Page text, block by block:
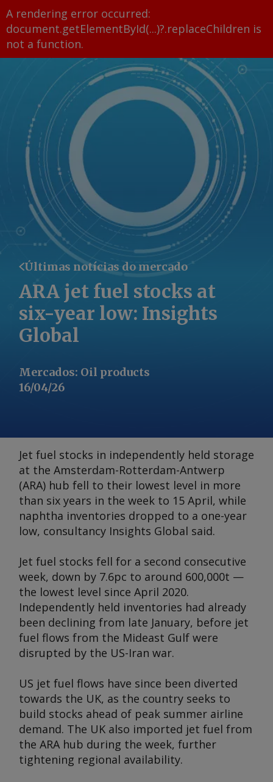
A rendering error occurred:
document.getElementById(...)?.replaceChildren is
not a function.
Últimas notícias do mercado
ARA jet fuel stocks at
six-year low: Insights
Global
Mercados: Oil products
16/04/26
Jet fuel stocks in independently held storage
at the Amsterdam-Rotterdam-Antwerp
(ARA) hub fell to their lowest level in more
than six years in the week to 15 April, while
naphtha inventories dropped to a one-year
low, consultancy Insights Global said.
Jet fuel stocks fell for a second consecutive
week, down by 7.6pc to around 600,000t —
the lowest level since April 2020.
Independently held inventories had already
been declining from late January, before jet
fuel flows from the Mideast Gulf were
disrupted by the US-Iran war.
US jet fuel flows have since been diverted
towards the UK, as the country seeks to
build stocks ahead of peak summer airline
demand. The UK also imported jet fuel from
the ARA hub during the week, further
tightening regional availability.